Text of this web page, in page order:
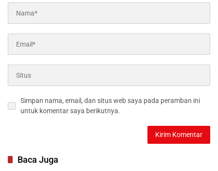
Simpan nama, email, dan situs web saya pada peramban ini
untuk komentar saya berikutnya.
Baca Juga